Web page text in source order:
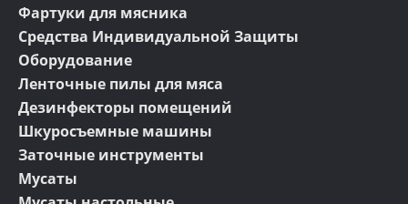
Фартуки для мясника
Средства Индивидуальной Защиты
Оборудование
Ленточные пилы для мяса
Дезинфекторы помещений
Шкуросъемные машины
Заточные инструменты
Мусаты